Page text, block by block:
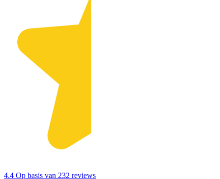
4.4 Op basis van 232 reviews